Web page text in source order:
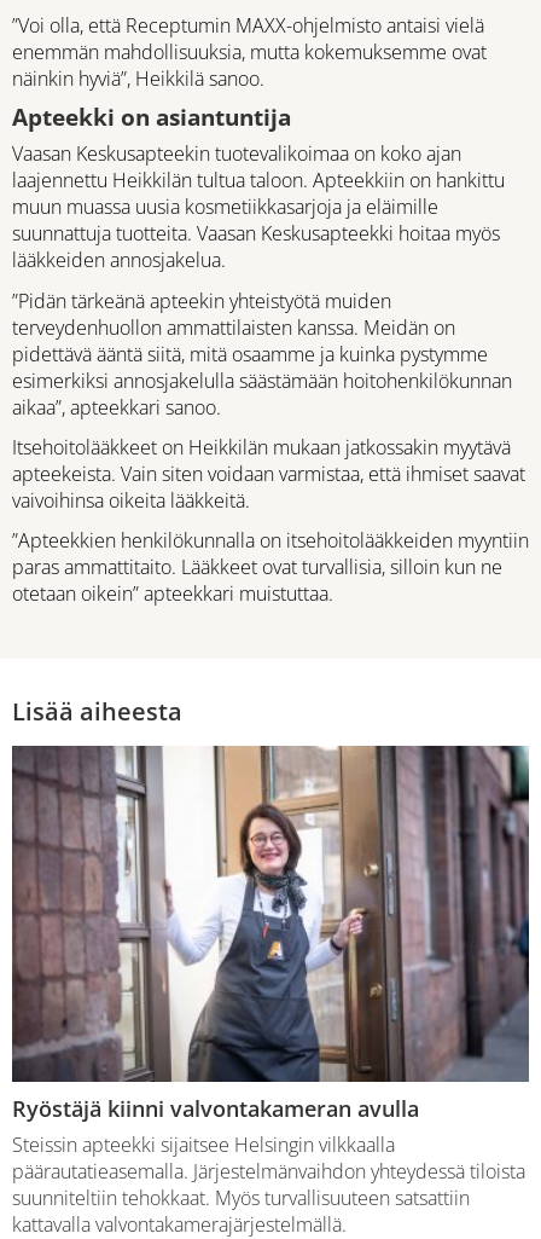
”Voi olla, että Receptumin MAXX-ohjelmisto antaisi vielä
enemmän mahdollisuuksia, mutta kokemuksemme ovat
näinkin hyviä”, Heikkilä sanoo.
Apteekki on asiantuntija
Vaasan Keskusapteekin tuotevalikoimaa on koko ajan
laajennettu Heikkilän tultua taloon. Apteekkiin on hankittu
muun muassa uusia kosmetiikkasarjoja ja eläimille
suunnattuja tuotteita. Vaasan Keskusapteekki hoitaa myös
lääkkeiden annosjakelua.
”Pidän tärkeänä apteekin yhteistyötä muiden
terveydenhuollon ammattilaisten kanssa. Meidän on
pidettävä ääntä siitä, mitä osaamme ja kuinka pystymme
esimerkiksi annosjakelulla säästämään hoitohenkilökunnan
aikaa”, apteekkari sanoo.
Itsehoitolääkkeet on Heikkilän mukaan jatkossakin myytävä
apteekeista. Vain siten voidaan varmistaa, että ihmiset saavat
vaivoihinsa oikeita lääkkeitä.
”Apteekkien henkilökunnalla on itsehoitolääkkeiden myyntiin
paras ammattitaito. Lääkkeet ovat turvallisia, silloin kun ne
otetaan oikein” apteekkari muistuttaa.
Lisää aiheesta
Ryöstäjä kiinni valvontakameran avulla
Steissin apteekki sijaitsee Helsingin vilkkaalla
päärautatieasemalla. Järjestelmänvaihdon yhteydessä tiloista
suunniteltiin tehokkaat. Myös turvallisuuteen satsattiin
kattavalla valvontakamerajärjestelmällä.